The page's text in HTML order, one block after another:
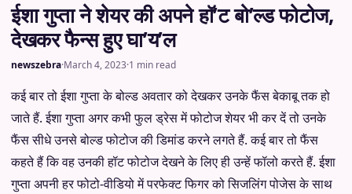
ईशा गुप्ता ने शेयर की अपने हॉ’ट बो’ल्ड फोटोज,
देखकर फैन्स हुए घा’य’ल
newszebra·March 4, 2023·1 min read
कई बार तो ईशा गुप्ता के बोल्ड अवतार को देखकर उनके फैंस बेकाबू तक हो
जाते हैं. ईशा गुप्ता अगर कभी फुल ड्रेस में फोटोज शेयर भी कर दें तो उनके
फैंस सीधे उनसे बोल्ड फोटोज की डिमांड करने लगते हैं. कई बार तो फैंस
कहते हैं कि वह उनकी हॉट फोटोज देखने के लिए ही उन्हें फॉलो करते हैं. ईशा
गुप्ता अपनी हर फोटो-वीडियो में परफेक्ट फिगर को सिजलिंग पोजेस के साथ